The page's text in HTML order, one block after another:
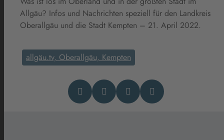
Allgäu? Infos und Nachrichten speziell für den Landkreis
Oberallgäu und die Stadt Kempten – 21. April 2022.
allgäu.tv, Oberallgäu, Kempten